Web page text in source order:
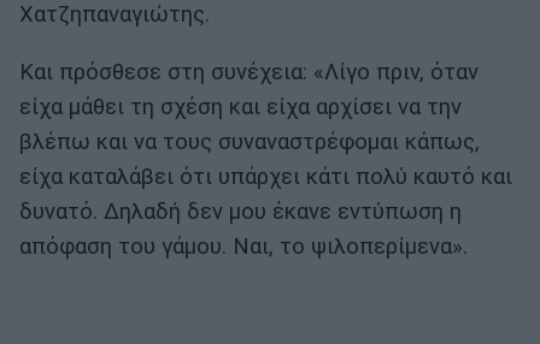
Χατζηπαναγιώτης.
Και πρόσθεσε στη συνέχεια: «Λίγο πριν, όταν
είχα μάθει τη σχέση και είχα αρχίσει να την
βλέπω και να τους συναναστρέφομαι κάπως,
είχα καταλάβει ότι υπάρχει κάτι πολύ καυτό και
δυνατό. Δηλαδή δεν μου έκανε εντύπωση η
απόφαση του γάμου. Ναι, το ψιλοπερίμενα».